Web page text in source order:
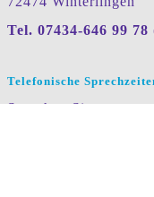
Tel. 07434-646 99 78
Telefonische
Sprechen Sie uns